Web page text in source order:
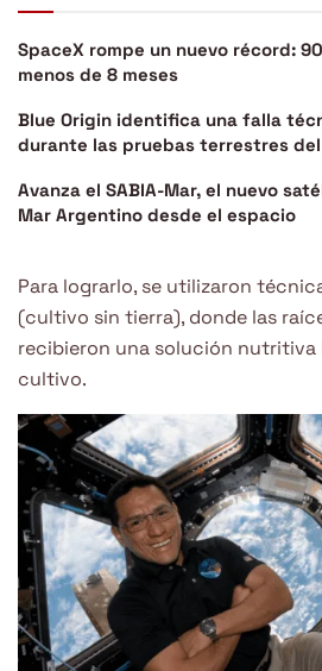
SpaceX rompe un nuevo récord:
menos de 8 meses
Blue Origin identifica una falla
durante las pruebas terrestres del
Avanza el SABIA-Mar, el nuevo
Mar Argentino desde el espacio
Para lograrlo, se utilizaron
(cultivo sin tierra), donde las
recibieron una solución nutritiva
cultivo.